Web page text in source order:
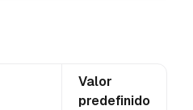
Valor
predefinido